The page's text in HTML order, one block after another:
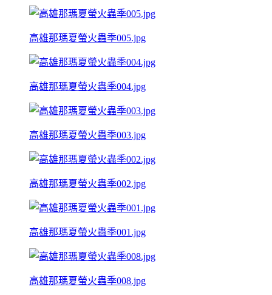
高雄那瑪夏螢火蟲季005.jpg
高雄那瑪夏螢火蟲季004.jpg
高雄那瑪夏螢火蟲季003.jpg
高雄那瑪夏螢火蟲季002.jpg
高雄那瑪夏螢火蟲季001.jpg
高雄那瑪夏螢火蟲季008.jpg